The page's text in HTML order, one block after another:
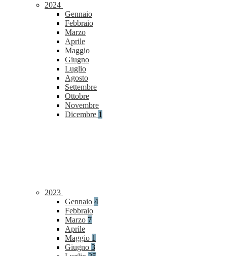
2024
Gennaio
Febbraio
Marzo
Aprile
Maggio
Giugno
Luglio
Agosto
Settembre
Ottobre
Novembre
Dicembre 1
2023
Gennaio 4
Febbraio
Marzo 7
Aprile
Maggio 1
Giugno 3